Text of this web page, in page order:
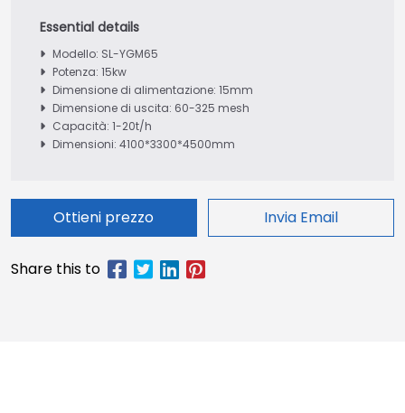
Modello: SL-YGM65
Potenza: 15kw
Dimensione di alimentazione: 15mm
Dimensione di uscita: 60-325 mesh
Capacità: 1-20t/h
Dimensioni: 4100*3300*4500mm
Ottieni prezzo Invia Email